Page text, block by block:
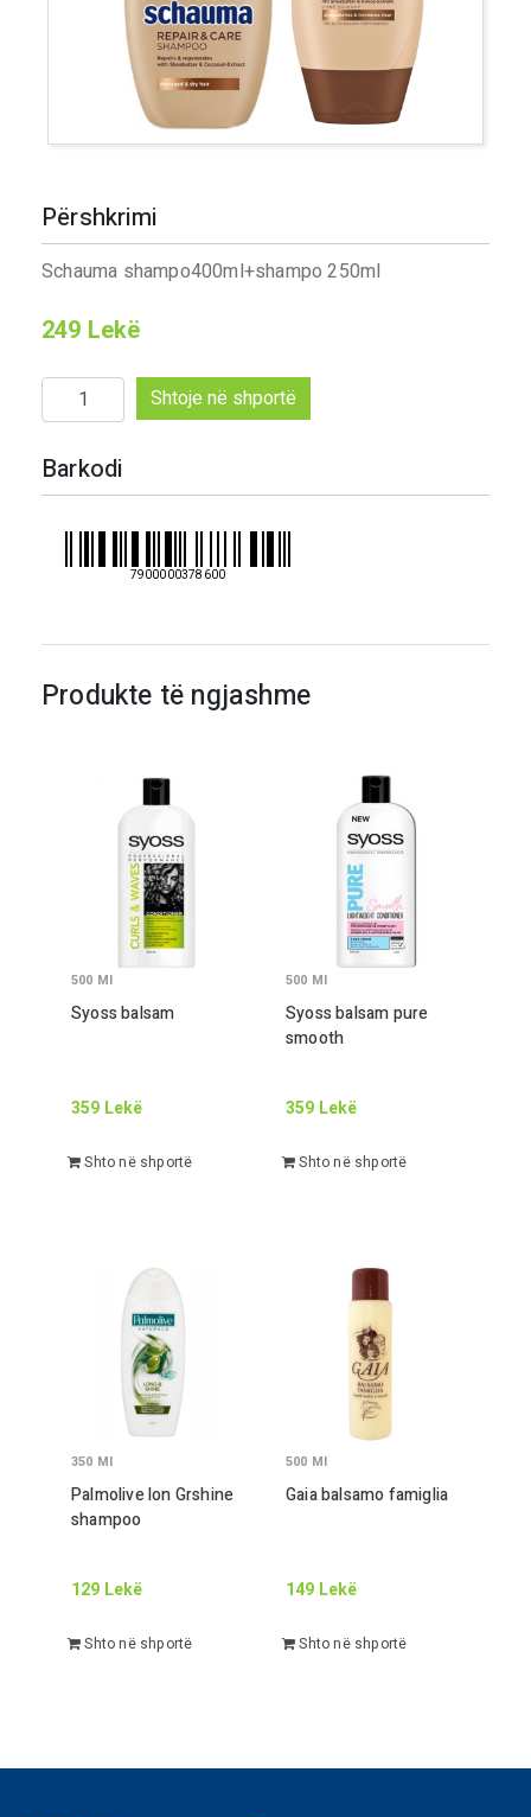
Përshkrimi
Schauma shampo400ml+shampo 250ml
249 Lekë
Sasi
Schauma
250ml
Shtoje në shportë
Barkodi
7900000378600
Produkte të ngjashme
Syoss balsam
500 Ml
359 Lekë
Shto në shportë
Syoss balsam pure
smooth
500 Ml
359 Lekë
Shto në shportë
Palmolive lonGrshine
shampoo
350 Ml
129 Lekë
Shto në shportë
Gaia balsamo famiglia
500 Ml
149 Lekë
Shto në shportë